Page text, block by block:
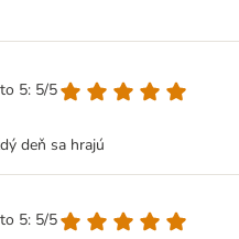
5: 5/5
deň sa hrajú
5: 5/5